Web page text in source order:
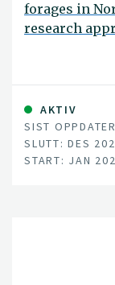
forages in
research
AKTIV
SIST
SLUTT: DES
START: JAN